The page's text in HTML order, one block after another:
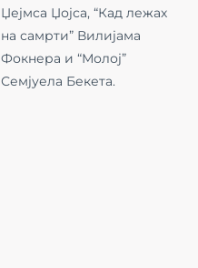
Џејмса Џојса, “Кад лежах
на самрти” Вилијама
Фокнера и “Молој”
Семјуела Бекета.